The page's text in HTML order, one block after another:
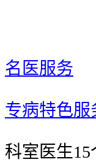
名医服务
专病特色服
科室医生